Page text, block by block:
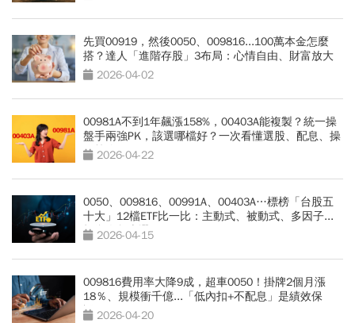
先買00919，然後0050、009816...100萬本金怎麼
搭？達人「進階存股」3布局：心情自由、財富放大
2026-04-02
00981A不到1年飆漲158%，00403A能複製？統一操
盤手兩強PK，該選哪檔好？一次看懂選股、配息、操
作策略
2026-04-22
0050、009816、00991A、00403A…標榜「台股五
十大」12檔ETF比一比：主動式、被動式、多因子...
投資人怎麼選？
2026-04-15
009816費用率大降9成，超車0050！掛牌2個月漲
18％、規模衝千億...「低內扣+不配息」是績效保
證？2026-04-20